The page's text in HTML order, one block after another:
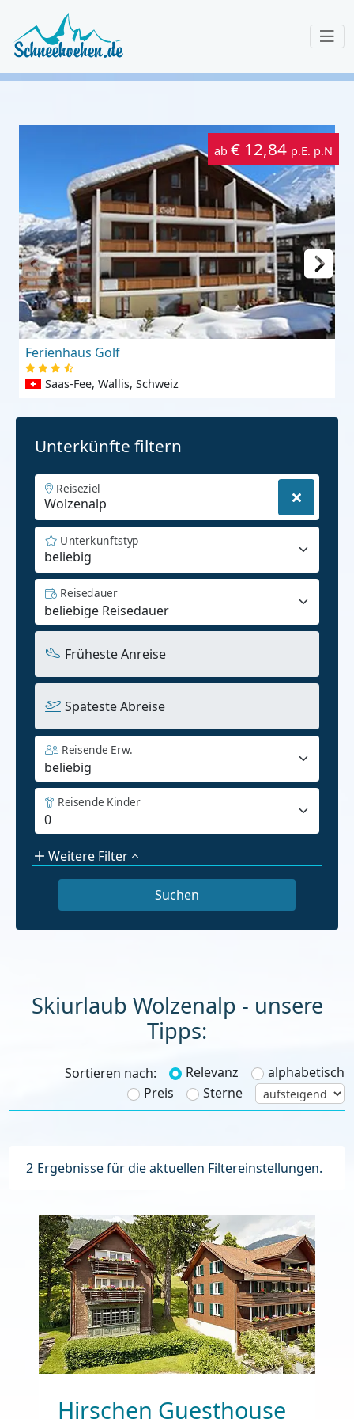
ab € 12,84 p.E. p.N
Ferienhaus Golf
Saas-Fee, Wallis, Schweiz
Unterkünfte filtern
Reiseziel
beliebig
Unterkunftstyp
Reisedauer
Früheste Anreise
Späteste Abreise
Reisende Erw.
Reisende Kinder
Weitere Filter
Skiurlaub Wolzenalp - unsere
Tipps:
Sortieren nach: Relevanz
alphabetisch
Preis
Sterne
2 Ergebnisse für die aktuellen Filtereinstellungen.
Hirschen Guesthouse